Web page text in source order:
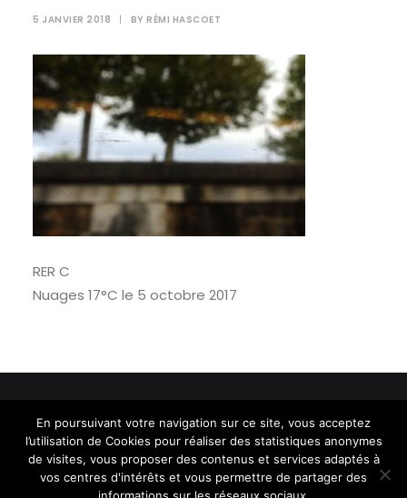
RECHERCHE
5 JANVIER 2018 | BY RÉMI HASCOET
RER C
Nuages 17°C le 5 octobre 2017
© 2026 mimystique. | Tous droits réservés.
En poursuivant votre navigation sur ce site, vous acceptez
l’utilisation de Cookies pour réaliser des statistiques anonymes
de visites, vous proposer des contenus et services adaptés à
vos centres d'intérêts et vous permettre de partager des